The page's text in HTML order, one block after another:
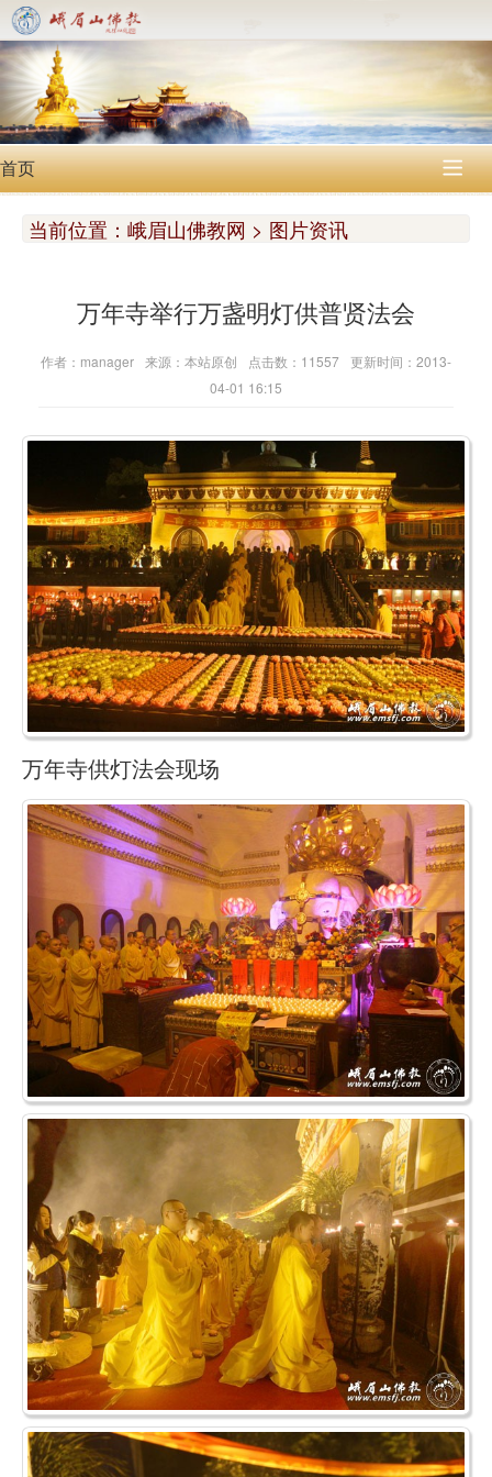
首页 
当前位置： 峨眉山佛教网 > 图片资讯
万年寺举行万盏明灯供普贤法会
作者：manager 来源：本站原创 点击数：11557 更新时间：2013-
04-01 16:15
万年寺供灯法会现场